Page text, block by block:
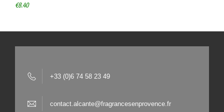
€8.40
+33 (0)6 74 58 23 49
contact.alcante@fragrancesenprovence.fr